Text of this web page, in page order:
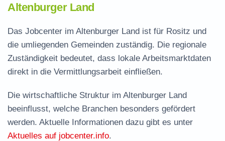
Altenburger Land
Das Jobcenter im Altenburger Land ist für Rositz und
die umliegenden Gemeinden zuständig. Die regionale
Zuständigkeit bedeutet, dass lokale Arbeitsmarktdaten
direkt in die Vermittlungsarbeit einfließen.
Die wirtschaftliche Struktur im Altenburger Land
beeinflusst, welche Branchen besonders gefördert
werden. Aktuelle Informationen dazu gibt es unter
Aktuelles auf jobcenter.info.